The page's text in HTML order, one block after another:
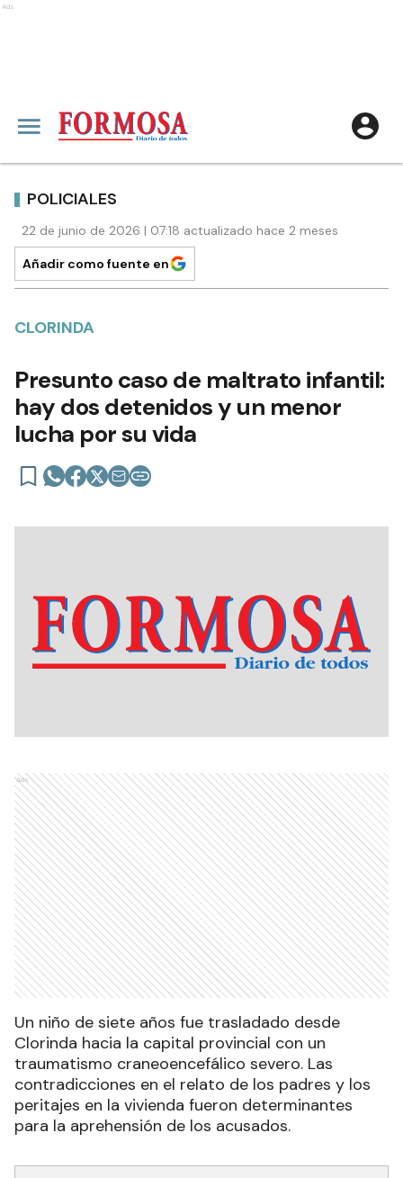
Ads
POLICIALES
22 de junio de 2026 | 07:18 actualizado hace 2 meses
Añadir como fuente en
CLORINDA
Presunto caso de maltrato infantil:
hay dos detenidos y un menor
lucha por su vida
Ads
Un niño de siete años fue trasladado desde
Clorinda hacia la capital provincial con un
traumatismo craneoencefálico severo. Las
contradicciones en el relato de los padres y los
peritajes en la vivienda fueron determinantes
para la aprehensión de los acusados.